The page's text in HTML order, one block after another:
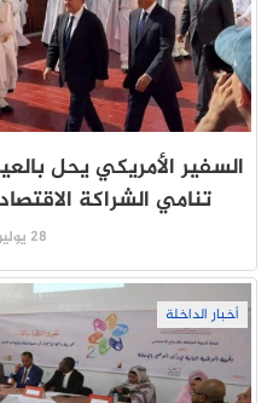
السفير الأمريكي يحل
تنامي الشراكة
28 يوليو 2026
أخبار الداخلة